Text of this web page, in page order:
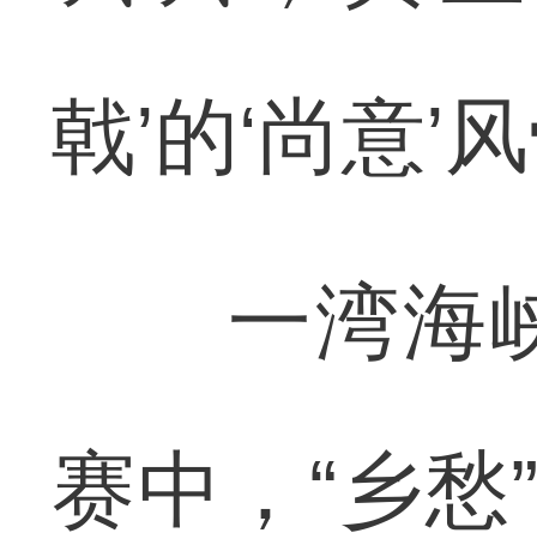
戟’的‘尚意’
一湾海峡
赛中，“乡